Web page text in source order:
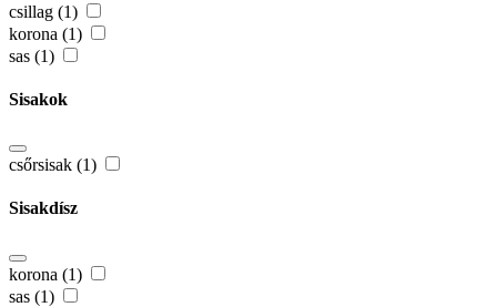
csillag (1)
korona (1)
sas (1)
Sisakok
csőrsisak (1)
Sisakdísz
korona (1)
sas (1)